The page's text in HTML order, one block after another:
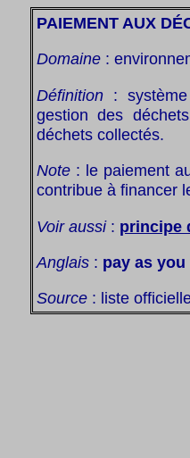
PAIEMENT AUX
Domaine :
Définition :
gestion des
déchets collectés.
Note : le paiement
contribue à financer
Voir aussi: principe
Anglais : pay as you
Source : liste